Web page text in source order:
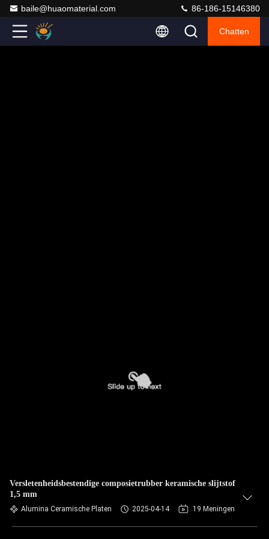
baile@huaomaterial.com 86-186-15146380
Chatten
Versletenheidsbestendige composietrubber keramische slijtstof
1,5 mm
Alumina Ceramische Platen 2025-04-14 19 Meningen